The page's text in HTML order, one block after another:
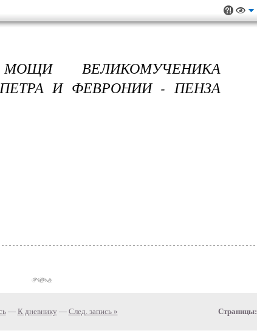
ВЕЛИКОМУЧЕНИКА
И ФЕВРОНИИ - ПЕНЗА
— К дневнику — След. запись » Страницы: